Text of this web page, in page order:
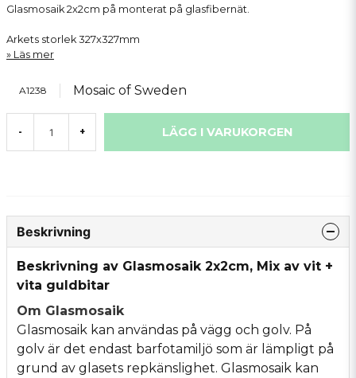
Glasmosaik 2x2cm på monterat på glasfibernät.
Arkets storlek 327x327mm
Läs mer
A1238 Mosaic of Sweden
- + LÄGG I VARUKORGEN
Beskrivning
Beskrivning av Glasmosaik 2x2cm, Mix av vit +
vita guldbitar
Om Glasmosaik
Glasmosaik kan användas på vägg och golv. På
golv är det endast barfotamiljö som är lämpligt på
grund av glasets repkänslighet. Glasmosaik kan